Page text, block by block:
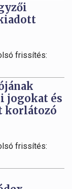
frissítés:
jogokat és
korlátozó
frissítés: